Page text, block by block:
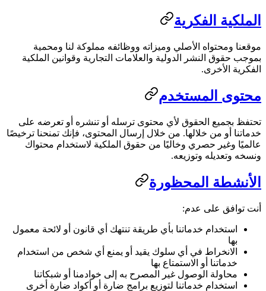
الملكية الفكرية
موقعنا ومحتواه الأصلي وميزاته ووظائفه مملوكة لنا ومحمية
بموجب حقوق النشر الدولية والعلامات التجارية وقوانين الملكية
الفكرية الأخرى.
محتوى المستخدم
تحتفظ بجميع الحقوق لأي محتوى ترسله أو تنشره أو تعرضه على
خدماتنا أو من خلالها. من خلال إرسال المحتوى، فإنك تمنحنا ترخيصًا
عالميًا وغير حصري وخاليًا من حقوق الملكية لاستخدام محتواك
ونسخه وتعديله وتوزيعه.
الأنشطة المحظورة
أنت توافق على عدم:
استخدام خدماتنا بأي طريقة تنتهك أي قانون أو لائحة معمول
بها
الانخراط في أي سلوك يقيد أو يمنع أي شخص من استخدام
خدماتنا أو الاستمتاع بها
محاولة الوصول غير المصرح به إلى خوادمنا أو شبكاتنا
استخدام خدماتنا لتوزيع برامج ضارة أو أكواد ضارة أخرى